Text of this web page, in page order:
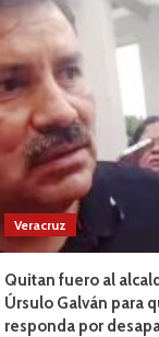
Veracruz
Quitan fuero al
Úrsulo Galván para
responda por